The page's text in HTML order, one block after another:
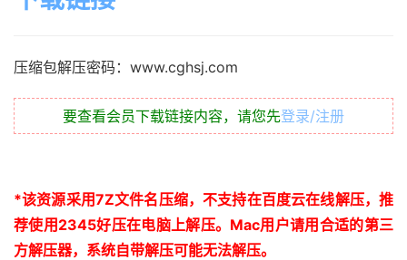
压缩包解压密码：www.cghsj.com
要查看会员下载链接内容，请您先登录/注册
*该资源采用7Z文件名压缩，不支持在百度云在线解压，推
荐使用2345好压在电脑上解压。 Mac用户请用合适的第三
方解压器，系统自带解压可能无法解压。